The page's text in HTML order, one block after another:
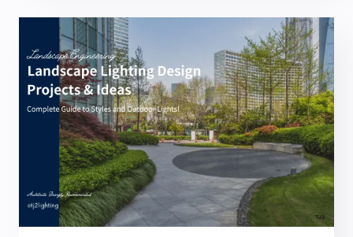
設
計
攻
略：
3
大
技
巧
＋
案
例
解